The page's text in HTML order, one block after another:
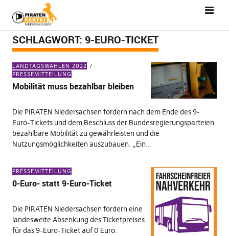
SCHLAGWORT: 9-EURO-TICKET
LANDTAGSWAHLEN 2022
PRESSEMITTEILUNG
Mobilität muss bezahlbar bleiben
Die PIRATEN Niedersachsen fordern nach dem Ende des 9-
Euro-Tickets und dem Beschluss der Bundesregierungsparteien
bezahlbare Mobilität zu gewährleisten und die
Nutzungsmöglichkeiten auszubauen. „Ein…
PRESSEMITTEILUNG
0-Euro- statt 9-Euro-Ticket
Die PIRATEN Niedersachsen fordern eine
landesweite Absenkung des Ticketpreises
für das 9-Euro-Ticket auf 0 Euro.